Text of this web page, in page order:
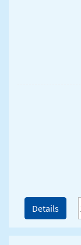
Details